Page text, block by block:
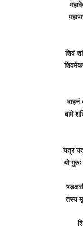
शिवं
वाहनं
वामे
यत्र
यो
तस्य